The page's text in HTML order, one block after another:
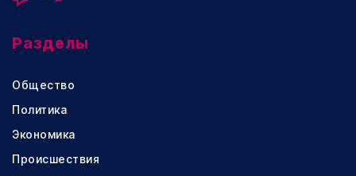
Разделы
Общество
Политика
Экономика
Происшествия